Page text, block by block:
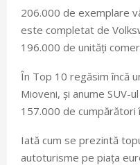
206.000 de exemplare
este completat de
196.000 de unități
În Top 10 regăsim încă
Mioveni, și anume SUV-
157.000 de cumpărători
Iată cum se prezintă
autoturisme pe piața